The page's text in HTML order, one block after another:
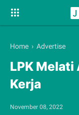
J
Home › Advertise
LPK Melati
Kerja
November 08, 2022